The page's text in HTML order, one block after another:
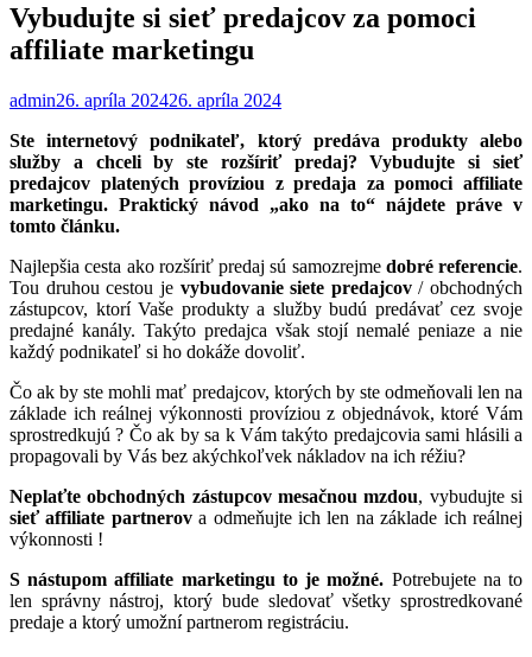
Vybudujte si sieť predajcov za pomoci
affiliate marketingu
admin26. apríla 202426. apríla 2024
Ste internetový podnikateľ, ktorý predáva produkty alebo
služby a chceli by ste rozšíriť predaj?Vybudujte si sieť
predajcov platených províziou z predaja za pomoci affiliate
marketingu. Praktický návod „ako na to“ nájdete práve v
tomto článku.
Najlepšia cesta ako rozšíriť predaj sú samozrejme dobré referencie.
Tou druhou cestou je vybudovanie siete predajcov/ obchodných
zástupcov, ktorí Vaše produkty a služby budú predávať cez svoje
predajné kanály. Takýto predajca však stojí nemalé peniaze a nie
každý podnikateľ si ho dokáže dovoliť.
Čo ak by ste mohli mať predajcov, ktorých by ste odmeňovali len na
základe ich reálnej výkonnosti províziou z objednávok, ktoré Vám
sprostredkujú ? Čo ak by sa k Vám takýto predajcovia sami hlásili a
propagovali by Vás bez akýchkoľvek nákladov na ich réžiu?
Neplaťte obchodných zástupcov mesačnou mzdou, vybudujte si
sieť affiliate partnerova odmeňujte ich len na základe ich reálnej
výkonnosti !
S nástupom affiliate marketingu to je možné. Potrebujete na to
len správny nástroj, ktorý bude sledovať všetky sprostredkované
predaje a ktorý umožní partnerom registráciu.